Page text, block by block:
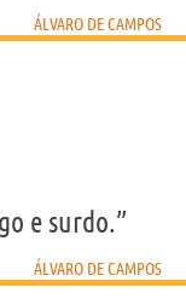
ÁLVARO DE CAMPOS
e surdo.”
ÁLVARO DE CAMPOS